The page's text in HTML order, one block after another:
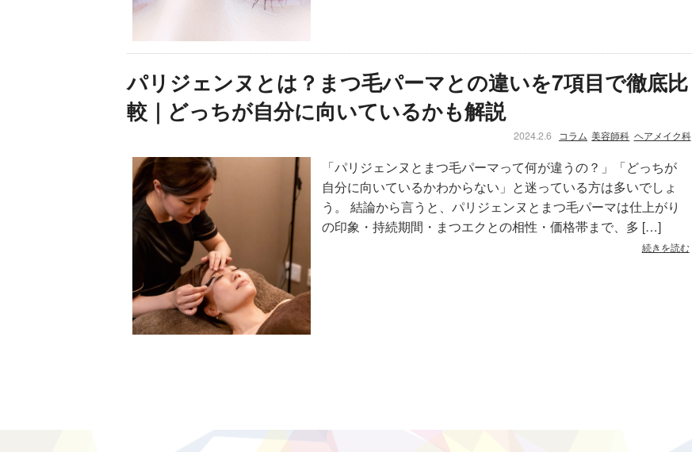
パリジェンヌとは？まつ毛パーマとの違いを7項目で徹底比
較｜どっちが自分に向いているかも解説
2024.2.6 コラム 美容師科 ヘアメイク科
「パリジェンヌとまつ毛パーマって何が違うの？」「どっちが
自分に向いているかわからない」と迷っている方は多いでしょ
う。 結論から言うと、パリジェンヌとまつ毛パーマは仕上がり
の印象・持続期間・まつエクとの相性・価格帯まで、多 […]
続きを読む